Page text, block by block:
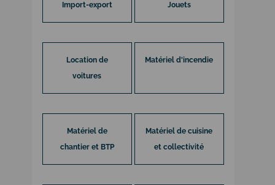
Import-export Jouets
Location de
voitures
Matériel d'incendie
Matériel de
chantier et BTP
Matériel de cuisine
et collectivité